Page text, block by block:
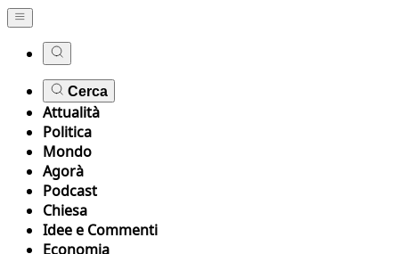
Cerca
Attualità
Politica
Mondo
Agorà
Podcast
Chiesa
Idee e Commenti
Economia